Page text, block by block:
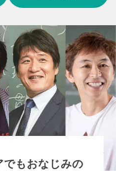
愛知県 岐阜県
大阪府 兵庫県
山口県
福岡県 熊本県 長崎県
でもおなじみの